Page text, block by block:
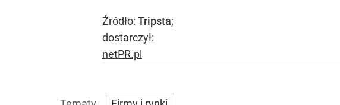
Źródło: Tripsta;
dostarczył:
netPR.pl